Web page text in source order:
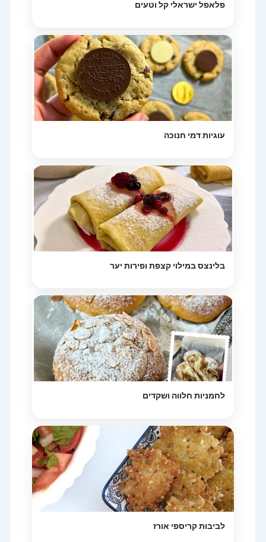
פלאפל ישראלי קל וטעים
עוגיות דמי חנוכה
בלינצס במילוי קצפת ופירות יער
לחמניות חלווה ושקדים
לביבות קריספי אורז